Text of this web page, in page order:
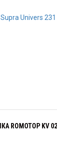
ROMOTOP KV